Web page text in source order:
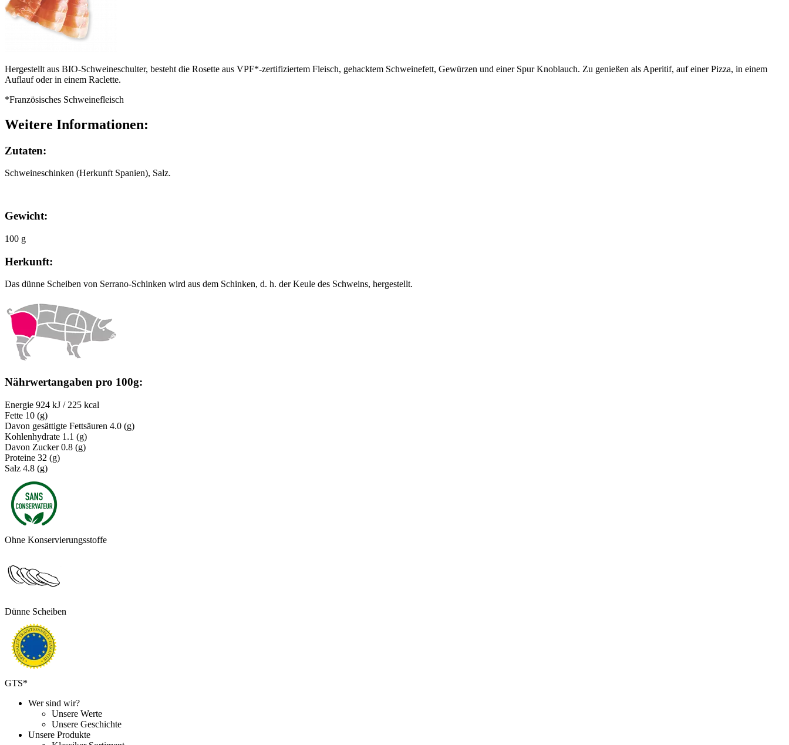
Hergestellt aus BIO-Schweineschulter, besteht die Rosette aus VPF*-zertifiziertem Fleisch, gehacktem Schweinefett, Gewürzen und einer Spur Knoblauch. Zu genießen als Aperitif, auf einer Pizza, in einem
Auflauf oder in einem Raclette.
*Französisches Schweinefleisch
Weitere Informationen:
Zutaten:
Schweineschinken (Herkunft Spanien), Salz.
Gewicht:
100 g
Herkunft:
Das dünne Scheiben von Serrano-Schinken wird aus dem Schinken, d. h. der Keule des Schweins, hergestellt.
Nährwertangaben pro 100g:
Energie 924 kJ / 225 kcal
Fette 10 (g)
Davon gesättigte Fettsäuren 4.0 (g)
Kohlenhydrate 1.1 (g)
Davon Zucker 0.8 (g)
Proteine 32 (g)
Salz 4.8 (g)
Ohne Konservierungsstoffe
Dünne Scheiben
GTS*
Wer sind wir?
Unsere Werte
Unsere Geschichte
Unsere Produkte